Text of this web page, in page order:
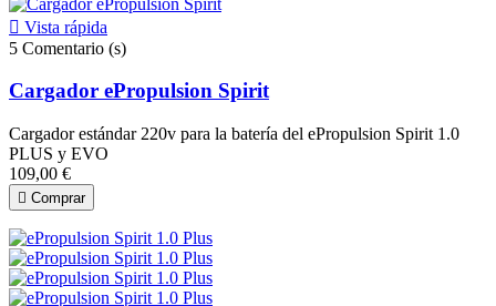
 Vista rápida
5 Comentario (s)
Cargador ePropulsion Spirit
Cargador estándar 220v para la batería del ePropulsion Spirit 1.0
PLUS y EVO
109,00 €
 Comprar